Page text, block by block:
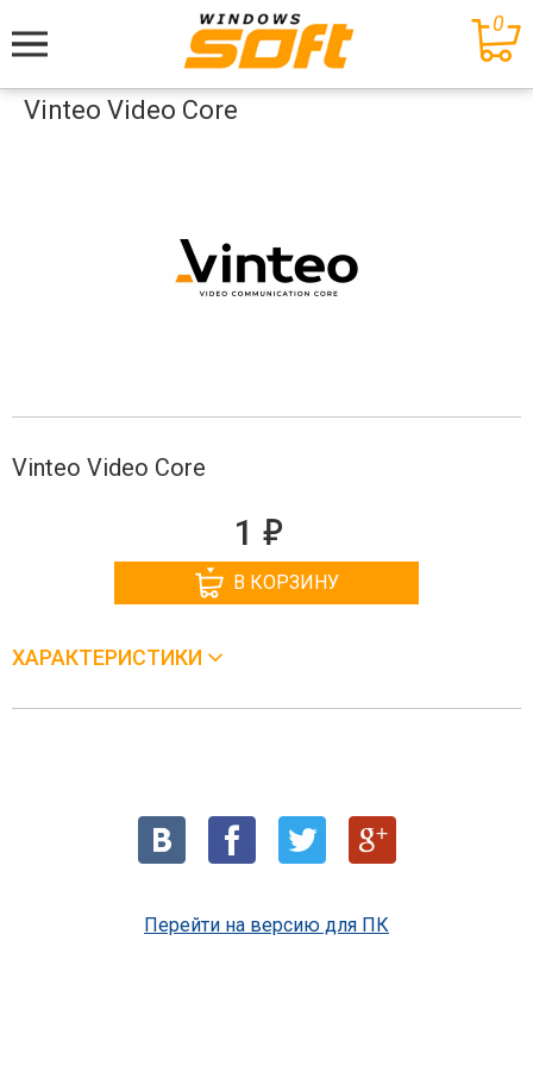
Меню
0
Vinteo Video Core
Vinteo Video Core
1 е
В КОРЗИНУ
ХАРАКТЕРИСТИКИ
Перейти на версию для ПК